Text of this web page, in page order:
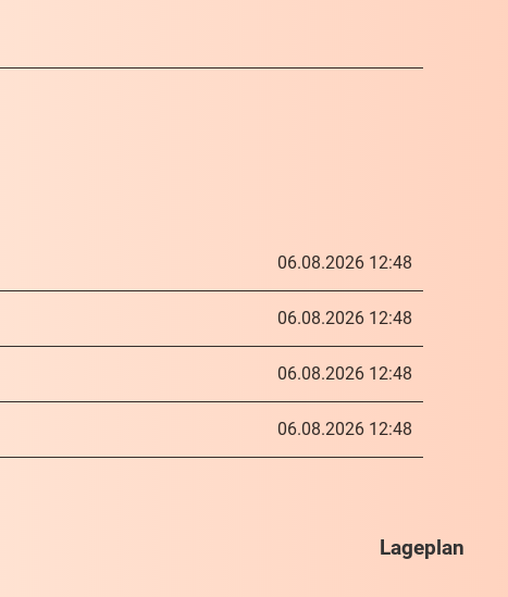
06.08.2026 12:48
06.08.2026 12:48
06.08.2026 12:48
06.08.2026 12:48
Lageplan